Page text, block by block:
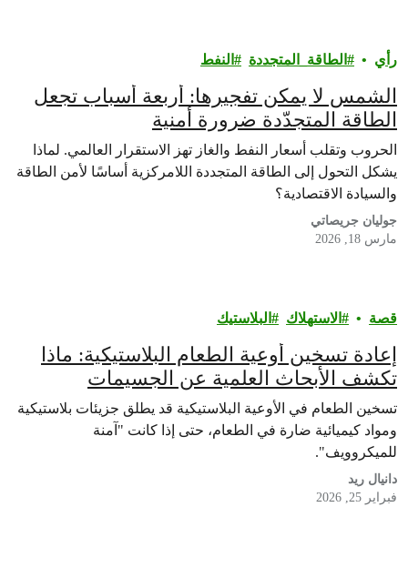
رأي‎ الطاقة_المتجددة النفط
الشمس لا يمكن تفجيرها: أربعة أسباب تجعل
الطاقة المتجدّدة ضرورة أمنية
الحروب وتقلب أسعار النفط والغاز تهز الاستقرار العالمي. لماذا
يشكل التحول إلى الطاقة المتجددة اللامركزية أساسًا لأمن الطاقة
والسيادة الاقتصادية؟
جوليان جريصاتي
مارس 18, 2026
قصة الاستهلاك البلاستيك
إعادة تسخين أوعية الطعام البلاستيكية: ماذا
تكشف الأبحاث العلمية عن الجسيمات
البلاستيكية الدقيقة والمواد الكيميائية في
وجباتنا؟
تسخين الطعام في الأوعية البلاستيكية قد يطلق جزيئات بلاستيكية
ومواد كيميائية ضارة في الطعام، حتى إذا كانت "آمنة
للميكروويف".
دانيال ريد
فبراير 25, 2026